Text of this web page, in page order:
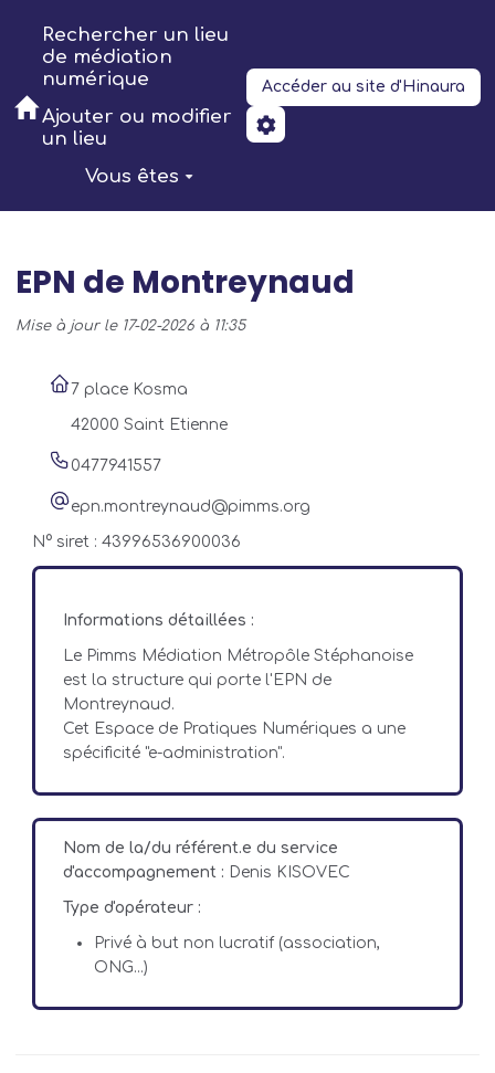
Aller au contenu principal
Rechercher un lieu
de médiation
numérique
Ajouter ou modifier
un lieu
Vous êtes
Accéder au site d'Hinaura
EPN de Montreynaud
Mise à jour le 17-02-2026 à 11:35
7 place Kosma
42000 Saint Etienne
0477941557
epn.montreynaud@pimms.org
N° siret : 43996536900036
Informations détaillées :
Le Pimms Médiation Métropôle Stéphanoise
est la structure qui porte l'EPN de
Montreynaud.
Cet Espace de Pratiques Numériques a une
spécificité "e-administration".
Nom de la/du référent.e du service
d'accompagnement : Denis KISOVEC
Type d'opérateur :
Privé à but non lucratif (association,
ONG...)